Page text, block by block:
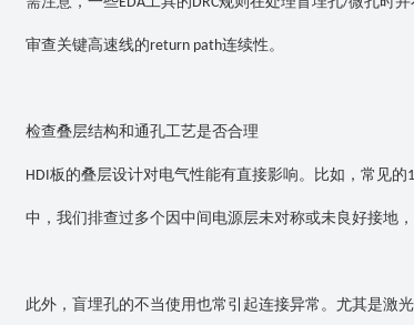
审查关键高速线的return path连续性。
检查叠层结构和通孔工艺是否合理
HDI板的叠层设计对电气性能有直接影响。比如，常见的
中，我们排查过多个因中间电源层未对称或未良好接地
此外，盲埋孔的不当使用也常引起连接异常。尤其是激